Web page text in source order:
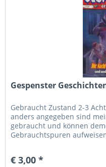
Gespenster
Gebraucht Zustand 2-3
anders angegeben sind
gebraucht und können
Gebrauchtspuren
€ 3,00 *